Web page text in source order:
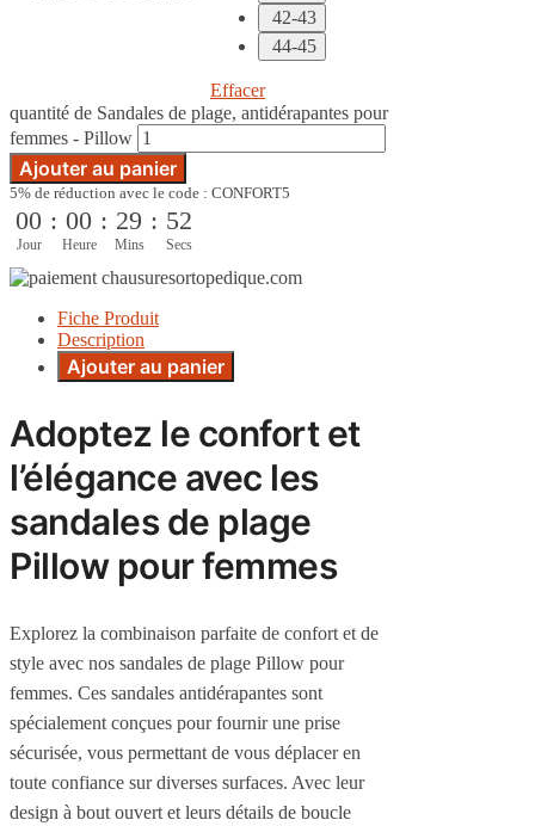
42-43
44-45
Effacer
quantité de Sandales de plage, antidérapantes pour
femmes - Pillow
Ajouter au panier
5% de réduction avec le code : CONFORT5
00
Jour
: 00
Heure
: 29
Mins
: 51
Secs
Fiche Produit
Description
Ajouter au panier
Adoptez le confort et
l’élégance avec les
sandales de plage
Pillow pour femmes
Explorez la combinaison parfaite de confort et de
style avec nos sandales de plage Pillow pour
femmes. Ces sandales antidérapantes sont
spécialement conçues pour fournir une prise
sécurisée, vous permettant de vous déplacer en
toute confiance sur diverses surfaces. Avec leur
design à bout ouvert et leurs détails de boucle